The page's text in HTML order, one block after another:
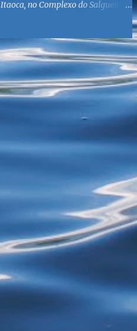
no Complexo do Salgueiro,
locais, como comida e material
além de atendimento médico. O
espera contar com a
de ONGs locais e da população
Aos interessados em
basta se dirigir à Rua Dr.
às 17h, de segunda a sexta. Mais
(21) 3474-1004 e pelo e-mail
. O Lixão do Salgueiro
em fevereiro por determinação
Federal, que está instituindo o
no Brasil até 2014. Os
da região que viviam do lixo há
anos - selecionando roupas e
alimentos para reciclagem, por
estão proibidos de exercer
de garimpagem. De acor...